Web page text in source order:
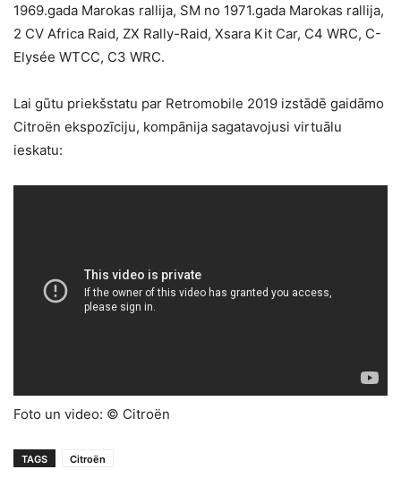
1969.gada Marokas rallija, SM no 1971.gada Marokas rallija,
2 CV Africa Raid, ZX Rally-Raid, Xsara Kit Car, C4 WRC, C-
Elysée WTCC, C3 WRC.
Lai gūtu priekšstatu par Retromobile 2019 izstādē gaidāmo
Citroën ekspozīciju, kompānija sagatavojusi virtuālu
ieskatu:
Foto un video: © Citroën
TAGS Citroën